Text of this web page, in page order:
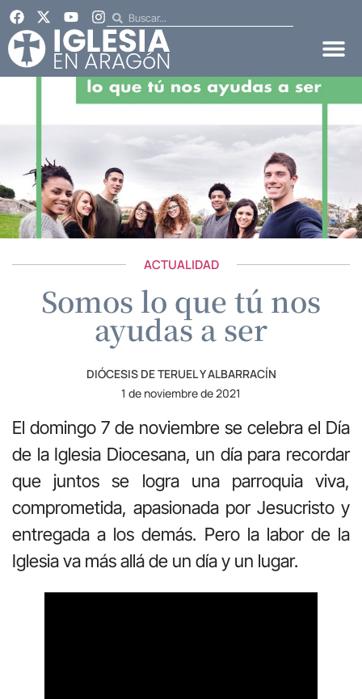
ACTUALIDAD
Somos lo que tú nos
ayudas a ser
DIÓCESIS DE TERUEL Y ALBARRACÍN
1 de noviembre de 2021
El domingo 7 de noviembre se celebra el Día
de la Iglesia Diocesana, un día para recordar
que juntos se logra una parroquia viva,
comprometida, apasionada por Jesucristo y
entregada a los demás. Pero la labor de la
Iglesia va más allá de un día y un lugar.